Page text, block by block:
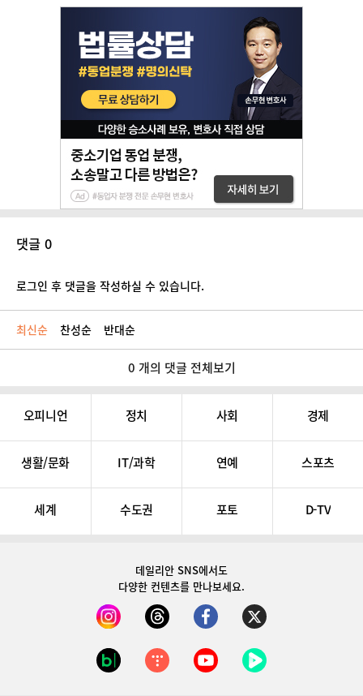
댓글 0
로그인 후 댓글을 작성하실 수 있습니다.
최신순 찬성순 반대순
0 개의 댓글 전체보기
오피니언 정치 사회 경제
생활/문화 IT/과학 연예 스포츠
세계 수도권 포토 D-TV
데일리안 SNS에서도
다양한 컨텐츠를 만나보세요.